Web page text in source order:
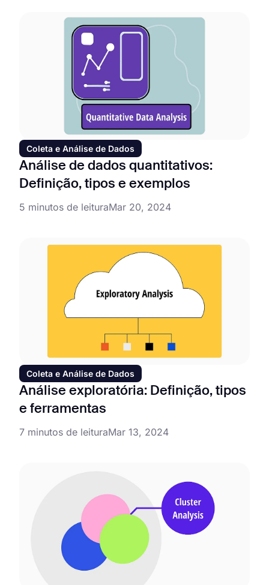
Coleta e Análise de Dados
Análise de dados quantitativos:
Definição, tipos e exemplos
5 minutos de leituraMar 20, 2024
Coleta e Análise de Dados
Análise exploratória: Definição, tipos
e ferramentas
7 minutos de leituraMar 13, 2024